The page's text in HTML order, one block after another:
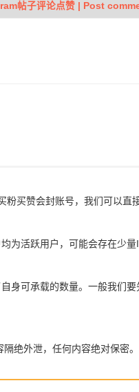
帖子评论点赞 | Post
买赞会封账号，我们可以直
活跃用户，可能会存在少
可承载的数量。一般我们
绝外泄，任何内容绝对保密